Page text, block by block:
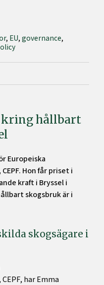
, EU, governance,
kring hållbart
Europeiska
. Hon får priset i
kraft i Bryssel i
skogsbruk är i
skogsägare i
har Emma